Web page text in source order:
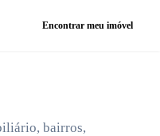
Encontrar meu imóvel
bairros,